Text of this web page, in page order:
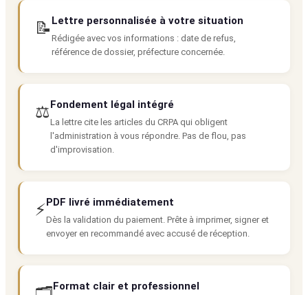
📝 Lettre personnalisée à votre situation
Rédigée avec vos informations : date de refus,
référence de dossier, préfecture concernée.
⚖️Fondement légal intégré
La lettre cite les articles du CRPA qui obligent
l'administration à vous répondre. Pas de flou, pas
d'improvisation.
⚡PDF livré immédiatement
Dès la validation du paiement. Prête à imprimer, signer et
envoyer en recommandé avec accusé de réception.
Format clair et professionnel